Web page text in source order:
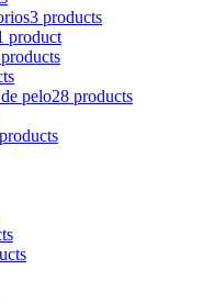
3 products
product
pelo28 products